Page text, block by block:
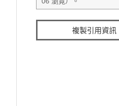
複製引用資訊